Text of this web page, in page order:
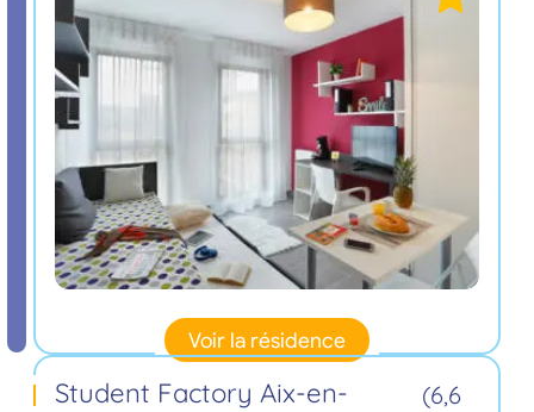
Voir la résidence
Student Factory Aix-en-
(6,6